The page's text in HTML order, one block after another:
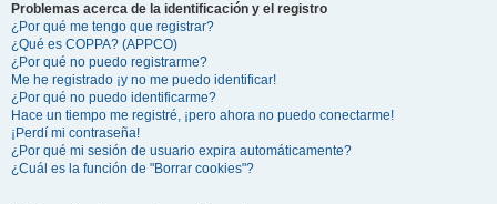
Problemas acerca de la identificación y el registro
¿Por qué me tengo que registrar?
¿Qué es COPPA? (APPCO)
¿Por qué no puedo registrarme?
Me he registrado ¡y no me puedo identificar!
¿Por qué no puedo identificarme?
Hace un tiempo me registré, ¡pero ahora no puedo conectarme!
¡Perdí mi contraseña!
¿Por qué mi sesión de usuario expira automáticamente?
¿Cuál es la función de "Borrar cookies"?